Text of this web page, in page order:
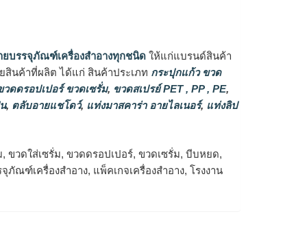
บรรจุภัณฑ์เครื่องสำอางทุกชนิด ให้แก่แบรนด์สินค้า
สินค้าที่ผลิต ได้แก่ สินค้าประเภท กระปุกแก้ว ขวด
วดดรอปเปอร์ ขวดเซรั่ม, ขวดสเปรย์ PET , PP , PE,
, ตลับอายแชโดว์, แท่งมาสคาร่า อายไลเนอร์, แท่งลิป
ขวดใส่เซรั่ม, ขวดดรอปเปอร์, ขวดเซรั่ม, บีบหยด,
ภัณฑ์เครื่องสำอาง, แพ็คเกจเครื่องสำอาง, โรงงาน